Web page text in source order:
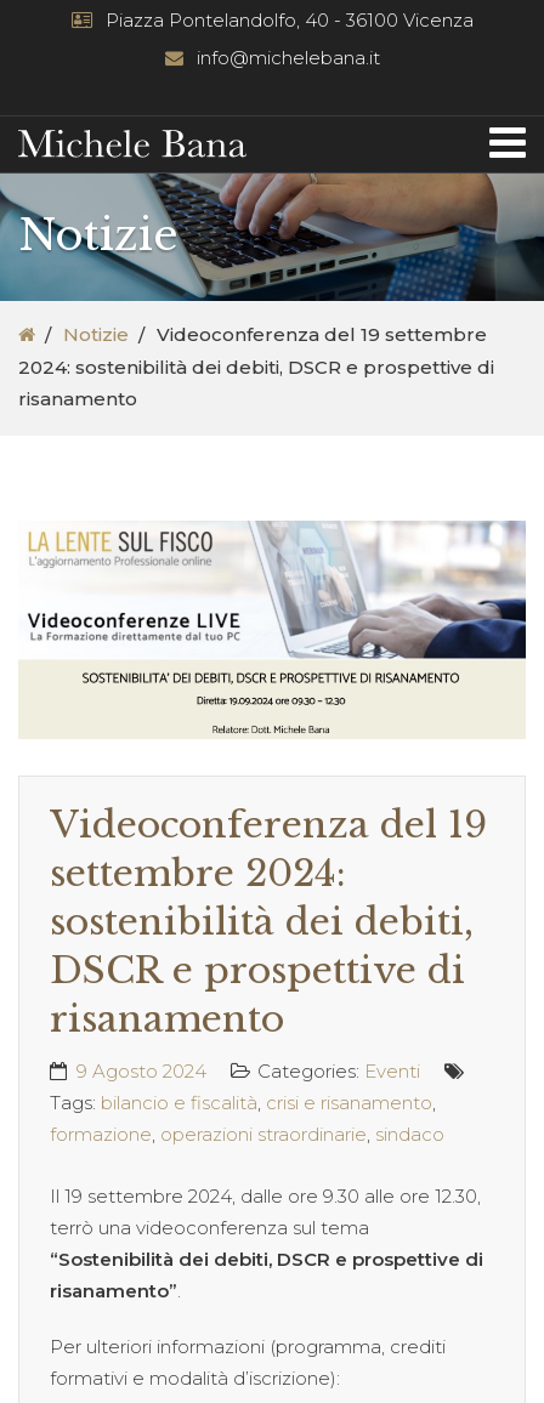
Piazza Pontelandolfo, 40 - 36100 Vicenza
info@michelebana.it
Notizie
Notizie
Videoconferenza del 19 settembre
2024: sostenibilità dei debiti, DSCR e prospettive di
risanamento
Videoconferenza del 19
settembre 2024:
sostenibilità dei debiti,
DSCR e prospettive di
risanamento
9 Agosto 2024 Categories: Eventi
Tags: bilancio e fiscalità crisi e risanamento
formazione operazioni straordinarie sindaco
Il 19 settembre 2024, dalle ore 9.30 alle ore 12.30,
terrò una videoconferenza sul tema
“Sostenibilità dei debiti, DSCR e prospettive di
risanamento”
Per ulteriori informazioni (programma, crediti
formativi e modalità d’iscrizione):